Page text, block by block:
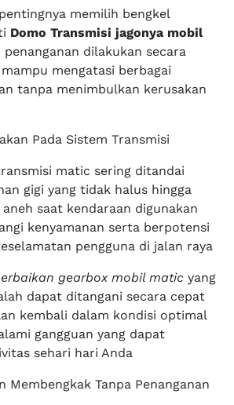
memilih bengkel
Domo Transmisi jagonya mobil
penanganan dilakukan secara
mengatasi berbagai
tanpa menimbulkan kerusakan
Pada Sistem Transmisi
matic sering ditandai
gigi yang tidak halus hingga
saat kendaraan digunakan
kenyamanan serta berpotensi
pengguna di jalan raya
gearbox mobil matic yang
dapat ditangani secara cepat
kembali dalam kondisi optimal
gangguan yang dapat
sehari hari Anda
Membengkak Tanpa Penanganan